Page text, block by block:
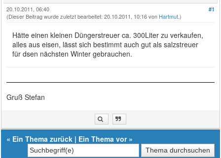
#1
20.10.2011, 06:40
(Dieser Beitrag wurde zuletzt bearbeitet: 20.10.2011, 10:16 von Hartmut.)
Hätte einen kleinen Düngerstreuer ca. 300Liter zu verkaufen,
alles aus eisen, lässt sich bestimmt auch gut als salzstreuer
für dsen nächsten Winter gebrauchen.
Gruß Stefan
« Ein Thema zurück | Ein Thema vor»